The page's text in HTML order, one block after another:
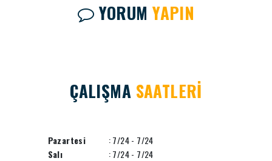
YORUMYAPIN
ÇALIŞMA SAATLERİ
Pazartesi
: 7/24 - 7/24
Salı
: 7/24 - 7/24